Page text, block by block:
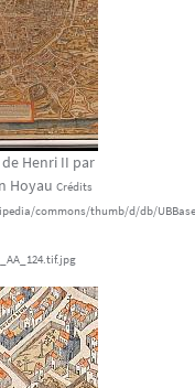
Henri II par
Hoyau Crédits
commons/thumb/d/db/